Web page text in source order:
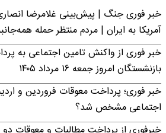
خبر فوری جنگ | پیش‌بینی غلامرضا
آمریکا به ایران | مردم منتظر حمله
خبر فوری از واکنش تامین اجتماعی به
بازنشستگان امروز جمعه ۱۶ مرداد ۱۴۰۵
خبر فوری؛ پرداخت معوقات فروردین و
اجتماعی مشخص شد؟